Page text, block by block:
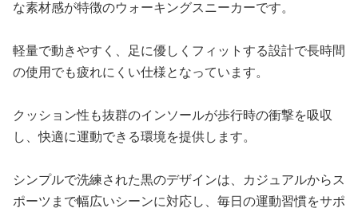
な素材感が特徴のウォーキングスニーカーです。
軽量で動きやすく、足に優しくフィットする設計で長時間
の使用でも疲れにくい仕様となっています。
クッション性も抜群のインソールが歩行時の衝撃を吸収
し、快適に運動できる環境を提供します。
シンプルで洗練された黒のデザインは、カジュアルからス
ポーツまで幅広いシーンに対応し、毎日の運動習慣をサポ